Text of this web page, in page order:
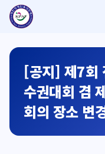
[공지] 제7회
수권대회 겸
회의 장소 변